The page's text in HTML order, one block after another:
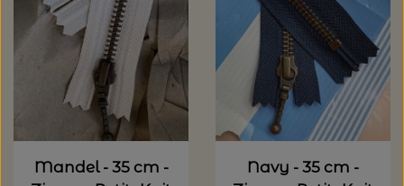
Mandel - 35 cm -
Navy - 35 cm -